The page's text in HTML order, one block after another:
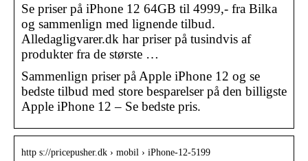
Se priser på iPhone 12 64GB til 4999,- fra Bilka
og sammenlign med lignende tilbud.
Alledagligvarer.dk har priser på tusindvis af
produkter fra de største …
Sammenlign priser på Apple iPhone 12 og se
bedste tilbud med store besparelser på den billigste
Apple iPhone 12 – Se bedste pris.
http s://pricepusher.dk › mobil › iPhone-12-5199